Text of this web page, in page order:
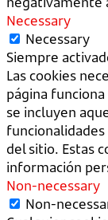
Necessary
Necessary
Siempre
Las cookies
página
se incluyen
del sitio. Estas
información
Non-necessary
Non-